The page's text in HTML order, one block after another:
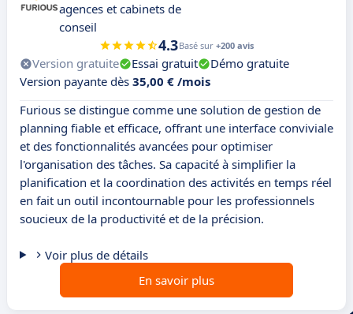
agences et cabinets de
conseil
4.3Basé sur +200 avis
Version gratuite Essai gratuit
Démo gratuite
Version payante dès 35,00 € /mois
Furious se distingue comme une solution de gestion de
planning fiable et efficace, offrant une interface conviviale
et des fonctionnalités avancées pour optimiser
l'organisation des tâches. Sa capacité à simplifier la
planification et la coordination des activités en temps réel
en fait un outil incontournable pour les professionnels
soucieux de la productivité et de la précision.
Voir plus de détails
En savoir plus